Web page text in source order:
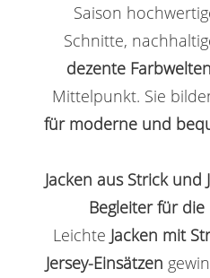
Saison
Schnitte,
dezente Farbwelten
Mittelpunkt. Sie
für moderne und
Jacken aus Strick und
Begleiter für die
Leichte Jacken mit
Jersey-Einsätzen